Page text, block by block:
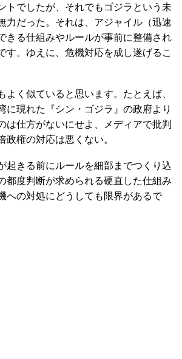
トでしたが、それでもゴジラという未
力だった。それは、アジャイル（迅速
きる仕組みやルールが事前に整備され
す。ゆえに、危機対応を成し遂げるこ
よく似ていると思います。たとえば、
に現れた『シン・ゴジラ』の政府より
は仕方がないにせよ、メディアで批判
政権の対応は悪くない。
起きる前にルールを細部までつくり込
都度判断が求められる硬直した仕組み
への対処にどうしても限界があるで